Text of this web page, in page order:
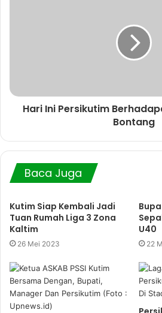
Hari Ini Persikutim
Bontang
Baca Juga
Kutim Siap Kembali Jadi
Tuan Rumah Liga 3 Zona
Kaltim
26 Mei 2023
U40
22